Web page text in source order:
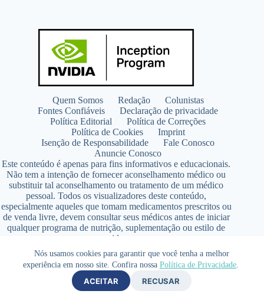
Nós usamos cookies para garantir que você tenha a melhor
experiência em nosso site. Confira nossa Política de Privacidade.
ACEITAR RECUSAR
Quem Somos Redação
Colunistas
Fontes Confiáveis
Declaração de privacidade
Política Editorial
Política de Correções
Política de Cookies
Imprint
Isenção de Responsabilidade
Fale Conosco
Anuncie Conosco
Este conteúdo é apenas para fins informativos e educacionais.
Não tem a intenção de fornecer aconselhamento médico ou
substituir tal aconselhamento ou tratamento de um médico
pessoal. Todos os visualizadores deste conteúdo,
especialmente aqueles que tomam medicamentos prescritos ou
de venda livre, devem consultar seus médicos antes de iniciar
qualquer programa de nutrição, suplementação ou estilo de
vida.
Copyright © 2026 - SaúdeLAB.com pertence ao grupo
VKCF Soluções Digitais Ltda - CNPJ n° 43.726.917/0001-80
- Contato +55 (65) 99813- 4203 - Responsável Técnica:
Farmacêutica Elizandra Civalsci Costa - CRF MT n° 3490